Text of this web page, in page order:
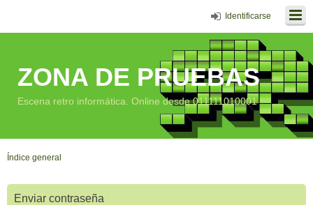
Identificarse
ZONA DE PRUEBAS
Escena retro informática. Online desde 011111010001
Índice general
Enviar contraseña